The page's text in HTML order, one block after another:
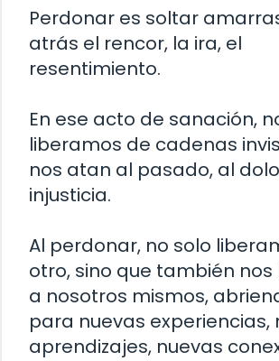
Perdonar es soltar
atrás el rencor, la ira, el
resentimiento.
En ese acto de sanación,
liberamos de cadenas
nos atan al pasado, al
injusticia.
Al perdonar, no solo
otro, sino que también
a nosotros mismos,
para nuevas experiencias,
aprendizajes, nuevas